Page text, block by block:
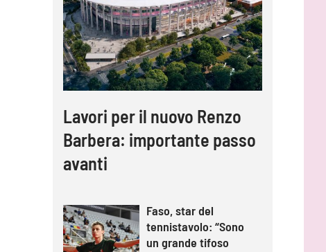
Lavori per il nuovo Renzo
Barbera: importante passo
avanti
Faso, star del
tennistavolo: “Sono
un grande tifoso